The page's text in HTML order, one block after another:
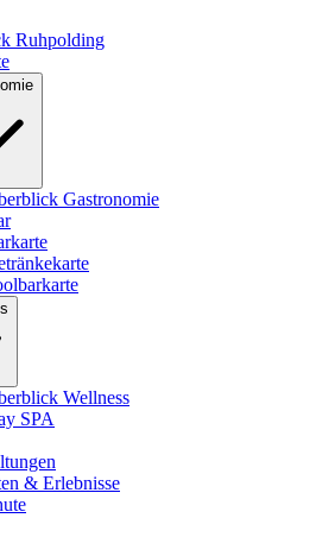
Ruhpolding
Gastronomie
Wellness
SPA
& Erlebnisse